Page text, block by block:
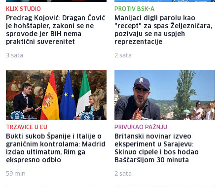
KLIX STUDIO
Predrag Kojović: Dragan Čović
je hohštapler, zakoni se ne
sprovode jer BiH nema
praktični suverenitet
3 sata
PROTIV BSK-A
Manijaci digli parolu kao
"recept" za spas Željezničara,
pozivaju se na uspjeh
reprezentacije
2 sata
TRZAVICE U EU
Bukti sukob Španije i Italije o
graničnim kontrolama: Madrid
izdao ultimatum, Rim ga
ekspresno odbio
59 min
PRIVUKAO PAŽNJU
Britanski novinar izveo
eksperiment u Sarajevu:
Skinuo cipele i bos hodao
Baščaršijom 30 minuta
2 sata